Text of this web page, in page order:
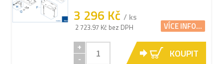
3 296 Kč / ks
2 723.97 Kč bez DPH VÍCE INFO...
+
-
KOUPIT